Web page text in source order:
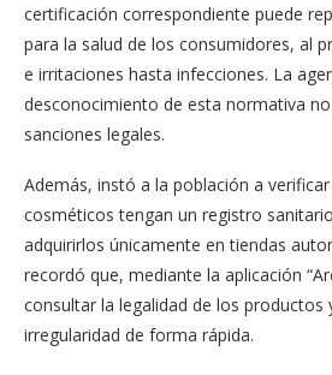
certificación correspondiente puede
para la salud de los consumidores, al
e irritaciones hasta infecciones. La
desconocimiento de esta normativa
sanciones legales.
Además, instó a la población a
cosméticos tengan un registro
adquirirlos únicamente en tiendas
recordó que, mediante la aplicación
consultar la legalidad de los productos
irregularidad de forma rápida.